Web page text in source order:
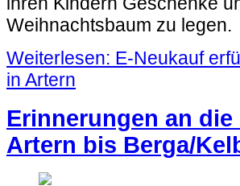
Weihnachtsbaum zu legen.
Weiterlesen: E-Neukauf
in Artern
Erinnerungen an
Artern bis Berga/